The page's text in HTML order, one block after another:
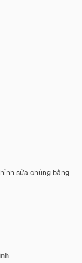
sửa chúng bằng